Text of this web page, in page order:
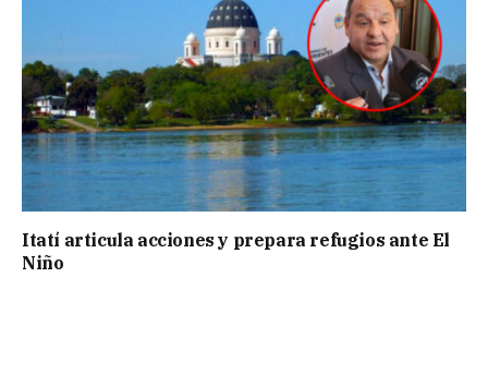
Itatí articula acciones y prepara refugios ante El
Niño